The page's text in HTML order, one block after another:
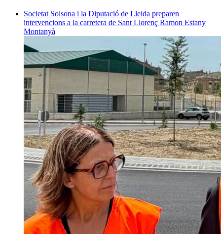
Societat Solsona i la Diputació de Lleida preparen
intervencions a la carretera de Sant Llorenç Ramon Estany
Montanyà